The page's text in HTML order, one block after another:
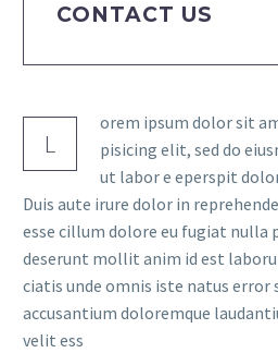
CONTACT US
L
orem ipsum dolor sit
pisicing elit, sed do
ut labor e eperspit
Duis aute irure dolor in
esse cillum dolore eu fugiat nulla
deserunt mollit anim id est
ciatis unde omnis iste natus
accusantium doloremque
velit ess